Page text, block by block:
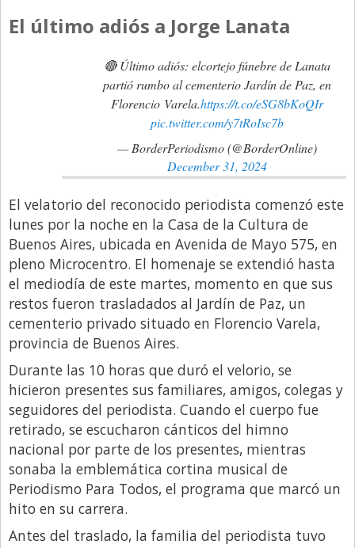
Publicidad y Marketing
Responsabilidad Social
Sociedad
Tecnología
Tendencias
Viajes
El último adiós a Jorge Lanata
🔴 Último adiós: elcortejo fúnebre de Lanata
partió rumbo al cementerio Jardín de Paz, en
Florencio Varela.https://t.co/eSG8bKoQIr
pic.twitter.com/y7tRoIsc7b
— BorderPeriodismo (@BorderOnline)
December 31, 2024
El velatorio del reconocido periodista comenzó este
lunes por la noche en la Casa de la Cultura de
Buenos Aires, ubicada en Avenida de Mayo 575, en
pleno Microcentro. El homenaje se extendió hasta
el mediodía de este martes, momento en que sus
restos fueron trasladados al Jardín de Paz, un
cementerio privado situado en Florencio Varela,
provincia de Buenos Aires.
Durante las 10 horas que duró el velorio, se
hicieron presentes sus familiares, amigos, colegas y
seguidores del periodista. Cuando el cuerpo fue
retirado, se escucharon cánticos del himno
nacional por parte de los presentes, mientras
sonaba la emblemática cortina musical de
Periodismo Para Todos, el programa que marcó un
hito en su carrera.
Antes del traslado, la familia del periodista tuvo